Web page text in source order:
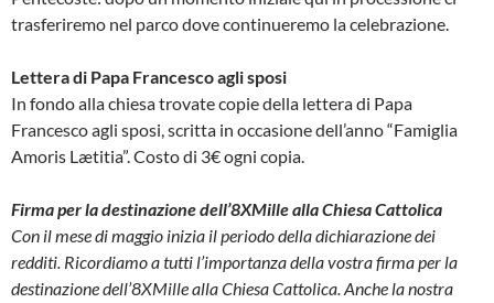
trasferiremo nel parco dove continueremo la celebrazione.
Lettera di Papa Francesco agli sposi
In fondo alla chiesa trovate copie della lettera di Papa
Francesco agli sposi, scritta in occasione dell’anno “Famiglia
Amoris Lætitia”. Costo di 3€ ogni copia.
Firma per la destinazione dell’8XMille alla Chiesa Cattolica
Con il mese di maggio inizia il periodo della dichiarazione dei
redditi. Ricordiamo a tutti l’importanza della vostra firma per la
destinazione dell’8XMille alla Chiesa Cattolica. Anche la nostra